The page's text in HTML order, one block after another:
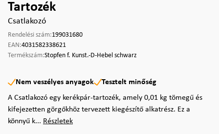
Tartozék
Csatlakozó
Rendelési szám:199031680
EAN:4031582338621
Termékszám:Stopfen f. Kunst.-D-Hebel schwarz
Nem veszélyes anyagok
Tesztelt minőség
A Csatlakozó egy kerékpár-tartozék, amely 0,01 kg tömegű és
kifejezetten görgőkhöz tervezett kiegészítő alkatrész. Ez a
könnyű k... Részletek